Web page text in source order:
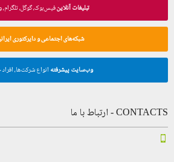
تبلیغات آنلاینفیس‌بوک، گوگل، تلگرام،
شبکه‌های اجتماعی و دایرکتوری
وب‌سایت پیشرفته انواع شرکت‌ها،
CONTACTS - ارتباط با ما